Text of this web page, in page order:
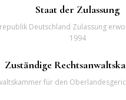
Staat der Zulassung
Deutschland Zulassung
1994
Zuständige
für den